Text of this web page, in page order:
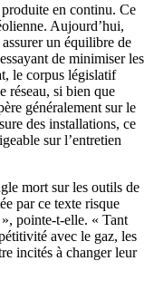
en continu. Ce
Aujourd’hui,
un équilibre de
de minimiser les
le corpus législatif
réseau, si bien que
généralement sur le
des installations, ce
sur l’entretien
mort sur les outils de
par ce texte risque
pointe-t-elle. « Tant
avec le gaz, les
incités à changer leur